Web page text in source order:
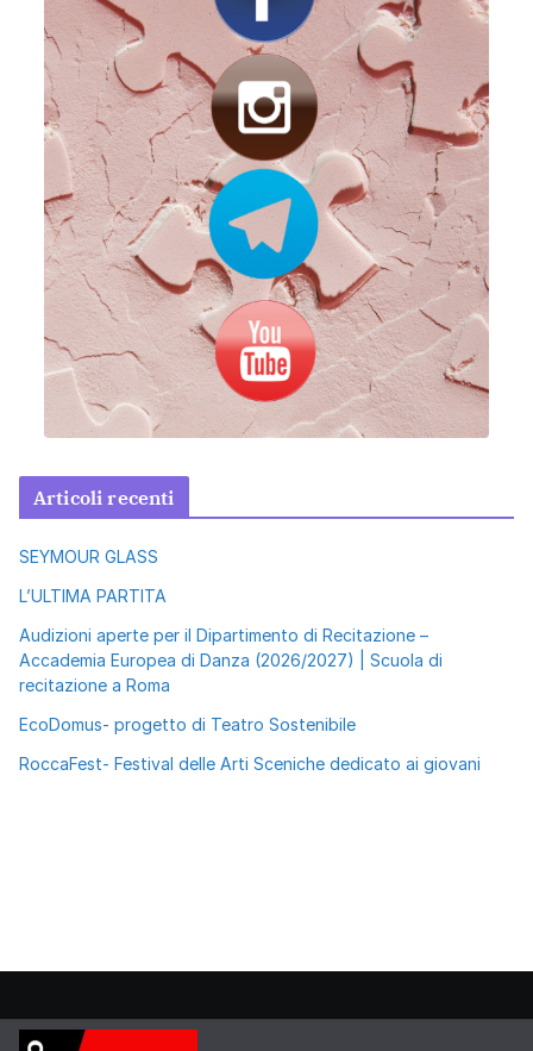
Articoli recenti
SEYMOUR GLASS
L’ULTIMA PARTITA
Audizioni aperte per il Dipartimento di Recitazione –
Accademia Europea di Danza (2026/2027) | Scuola di
recitazione a Roma
EcoDomus- progetto di Teatro Sostenibile
RoccaFest- Festival delle Arti Sceniche dedicato ai giovani